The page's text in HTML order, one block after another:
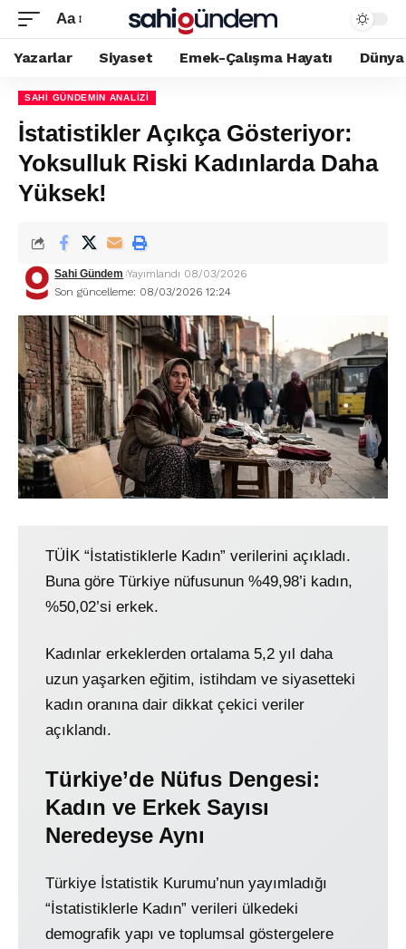
Aa
Yazarlar Siyaset Emek-Çalışma Hayatı Dünya
SAHI GÜNDEMIN ANALIZI
İstatistikler Açıkça Gösteriyor:
Yoksulluk Riski Kadınlarda Daha
Yüksek!
Son güncelleme: 08/03/2026 12:24
Sahi Gündem Yayımlandı 08/03/2026
TÜİK “İstatistiklerle Kadın” verilerini açıkladı.
Buna göre Türkiye nüfusunun %49,98’i kadın,
%50,02’si erkek.
Kadınlar erkeklerden ortalama 5,2 yıl daha
uzun yaşarken eğitim, istihdam ve siyasetteki
kadın oranına dair dikkat çekici veriler
açıklandı.
Türkiye’de Nüfus Dengesi:
Kadın ve Erkek Sayısı
Neredeyse Aynı
Türkiye İstatistik Kurumu’nun yayımladığı
“İstatistiklerle Kadın” verileri ülkedeki
demografik yapı ve toplumsal göstergelere